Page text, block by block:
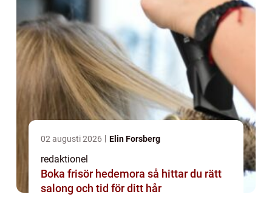
02 augusti 2026 Elin Forsberg
redaktionel
Boka frisör hedemora så hittar du rätt
salong och tid för ditt hår